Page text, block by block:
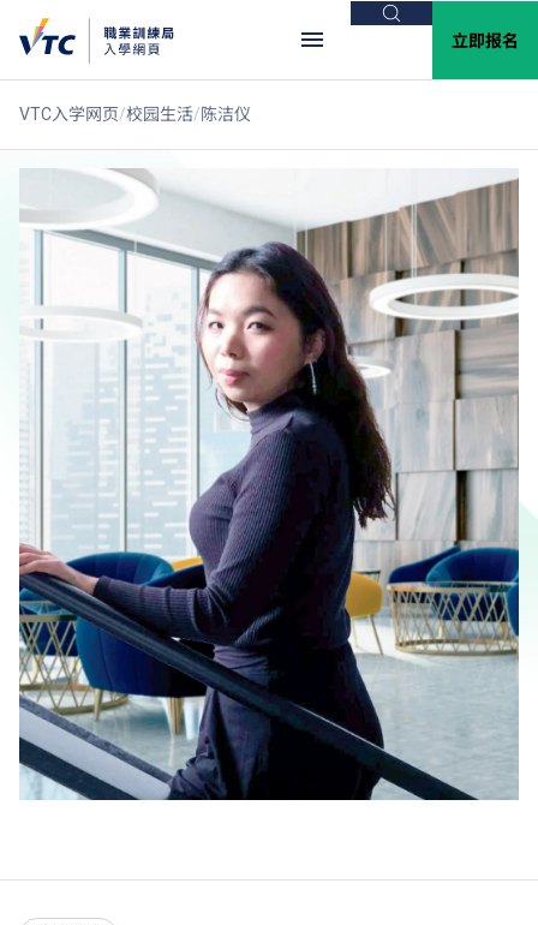
搜索
立即报名
VTC入学网页 校园生活 陈洁仪